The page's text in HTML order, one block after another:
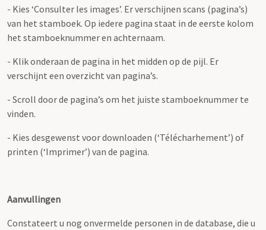
- Kies ‘Consulter les images’. Er verschijnen scans (pagina’s)
van het stamboek. Op iedere pagina staat in de eerste kolom
het stamboeknummer en achternaam.
- Klik onderaan de pagina in het midden op de pijl. Er
verschijnt een overzicht van pagina’s.
- Scroll door de pagina’s om het juiste stamboeknummer te
vinden.
- Kies desgewenst voor downloaden (‘Télécharhement’) of
printen (‘Imprimer’) van de pagina.
Aanvullingen
Constateert u nog onvermelde personen in de database, die u